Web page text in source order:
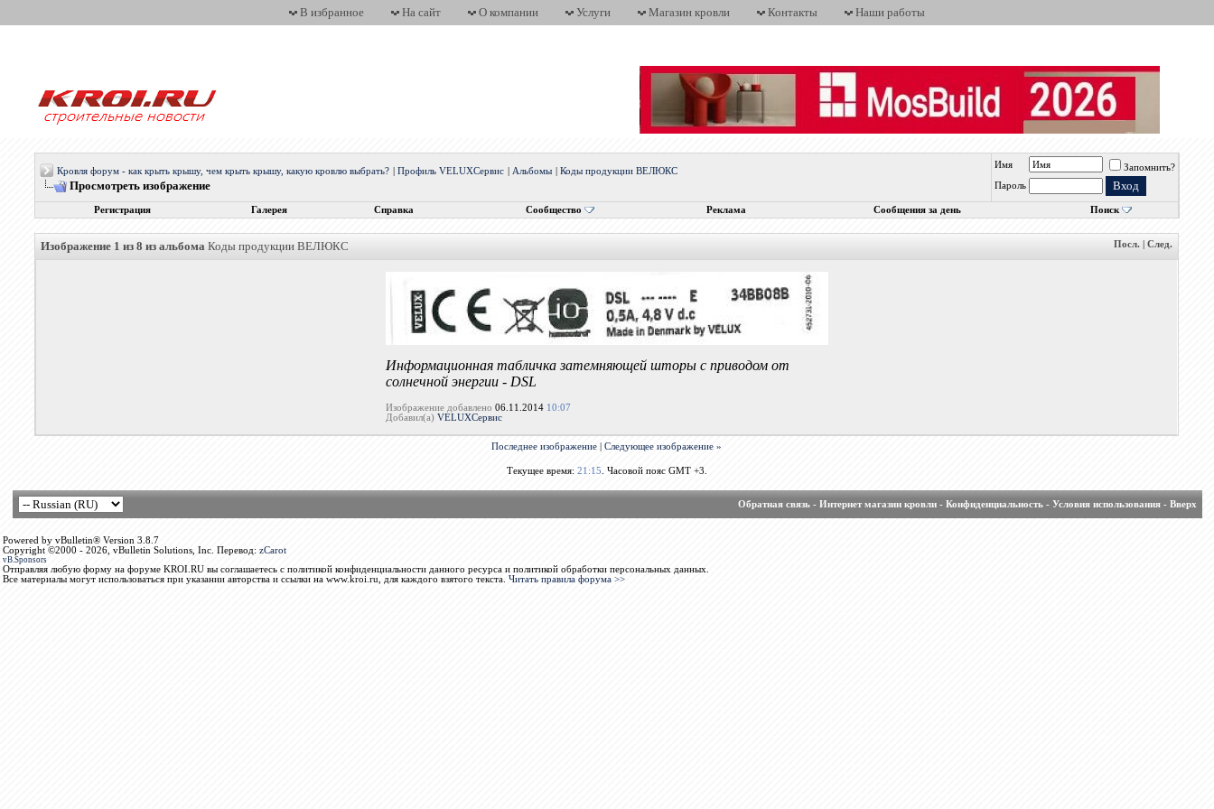
В избранное На сайт О компании Услуги Магазин кровли Контакты Наши работы
Кровля форум - как крыть крышу, чем крыть крышу, какую кровлю выбрать? |Профиль VELUXСервис Альбомы |Коды продукции ВЕЛЮКС
Просмотреть изображение
Имя
Запомнить?
Пароль
Регистрация Галерея Справка Сообщество Реклама Сообщения за день Поиск
Посл. |След.
Изображение 1 из 8 из альбомаКоды продукции ВЕЛЮКС
Информационная табличка затемняющей шторы с приводом от
солнечной энергии - DSL
Изображение добавлено 06.11.2014 10:07
Добавил(а) VELUXСервис
Последнее изображение |Следующее изображение »
Текущее время: 21:15 . Часовой пояс GMT +3.
Обратная связь- Интернет магазин кровли- Конфиденциальность- Условия использования- Вверх
Powered by vBulletin® Version 3.8.7
Copyright ©2000 - 2026, vBulletin Solutions, Inc. Перевод: zCarot
vB.Sponsors
Отправляя любую форму на форуме KROI.RU вы соглашаетесь с политикой конфиденциальности данного ресурса и политикой обработки персональных данных.
Все материалы могут использоваться при указании авторства и ссылки на www.kroi.ru, для каждого взятого текста. Читать правила форума >>